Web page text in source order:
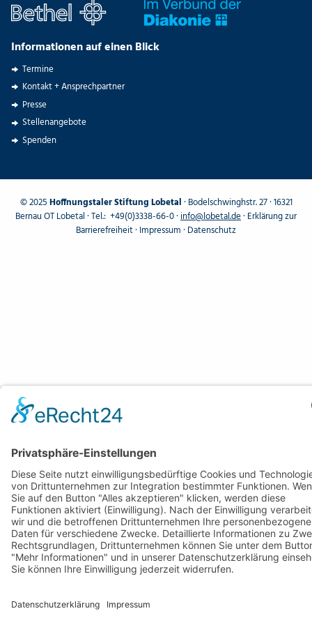
Informationen auf einen Blick
Termine
Kontakt + Ansprechpartner
Presse
Stellenangebote
Spenden
© 2025Hoffnungstaler Stiftung Lobetal· Bodelschwinghstr. 27 · 16321
Bernau OT Lobetal · Tel.: +49(0)3338-66-0 ·info@lobetal.de·Erklärung zur
Barrierefreiheit·Impressum·Datenschutz